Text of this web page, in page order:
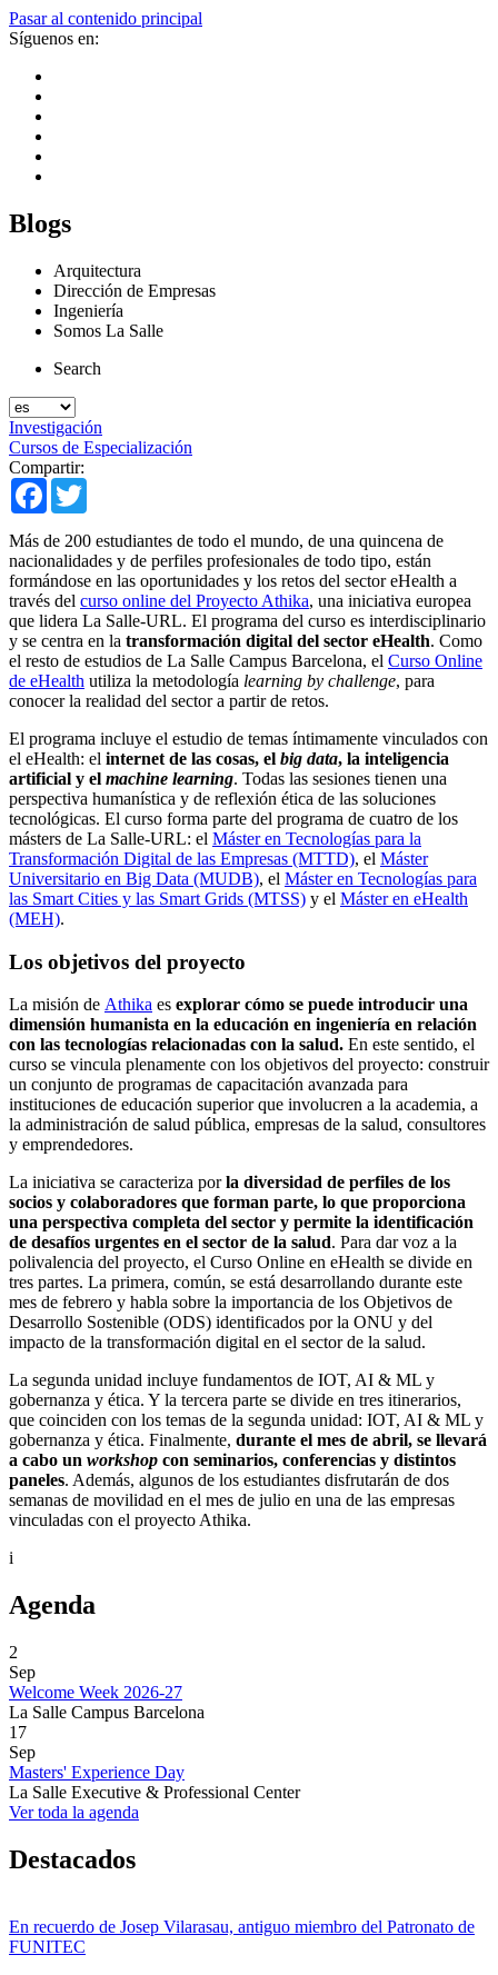
Pasar al contenido principal
Síguenos en:
Blogs
Arquitectura
Dirección de Empresas
Ingeniería
Somos La Salle
Search
Investigación
Cursos de Especialización
Compartir:
Facebook
Más de 200 estudiantes de todo el mundo, de una quincena de
nacionalidades y de perfiles profesionales de todo tipo, están
formándose en las oportunidades y los retos del sector eHealth a
través del curso online del Proyecto Athika, una iniciativa europea
que lidera La Salle-URL. El programa del curso es interdisciplinario
y se centra en la transformación digital del sector eHealth. Como
el resto de estudios de La Salle Campus Barcelona, el Curso Online
de eHealth utiliza la metodología learning by challenge, para
conocer la realidad del sector a partir de retos.
El programa incluye el estudio de temas íntimamente vinculados con
el eHealth: el internet de las cosas, el big data, la inteligencia
artificial y el machine learning. Todas las sesiones tienen una
perspectiva humanística y de reflexión ética de las soluciones
tecnológicas. El curso forma parte del programa de cuatro de los
másters de La Salle-URL: el Máster en Tecnologías para la
Transformación Digital de las Empresas (MTTD), el Máster
Universitario en Big Data (MUDB), el Máster en Tecnologías para
las Smart Cities y las Smart Grids (MTSS) y el Máster en eHealth
(MEH).
Los objetivos del proyecto
La misión de Athika es explorar cómo se puede introducir una
dimensión humanista en la educación en ingeniería en relación
con las tecnologías relacionadas con la salud. En este sentido, el
curso se vincula plenamente con los objetivos del proyecto: construir
un conjunto de programas de capacitación avanzada para
instituciones de educación superior que involucren a la academia, a
la administración de salud pública, empresas de la salud, consultores
y emprendedores.
La iniciativa se caracteriza porla diversidad de perfiles de los
socios y colaboradores que forman parte, lo que proporciona
una perspectiva completa del sector y permite la identificación
de desafíos urgentes en el sector de la salud. Para dar voz a la
polivalencia del proyecto, el Curso Online en eHealth se divide en
tres partes. La primera, común, se está desarrollando durante este
mes de febrero y habla sobre la importancia de los Objetivos de
Desarrollo Sostenible (ODS) identificados por la ONU y del
impacto de la transformación digital en el sector de la salud.
La segunda unidad incluye fundamentos de IOT, AI & ML y
gobernanza y ética. Y la tercera parte se divide en tres itinerarios,
que coinciden con los temas de la segunda unidad: IOT, AI & ML y
gobernanza y ética. Finalmente, durante el mes de abril, se llevará
a cabo un workshop con seminarios, conferencias y distintos
paneles. Además, algunos de los estudiantes disfrutarán de dos
semanas de movilidad en el mes de julio en una de las empresas
vinculadas con el proyecto Athika.
i
Agenda
2
Sep
Welcome Week 2026-27
La Salle Campus Barcelona
17
Sep
Masters' Experience Day
La Salle Executive & Professional Center
Ver toda la agenda
Destacados
En recuerdo de Josep Vilarasau, antiguo miembro del Patronato de
FUNITEC